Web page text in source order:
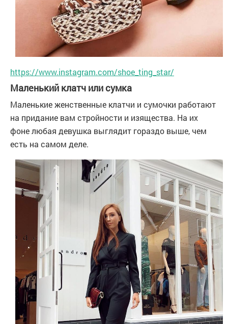
https://www.instagram.com/shoe_ting_star/
Маленький клатч или сумка
Маленькие женственные клатчи и сумочки работают
на придание вам стройности и изящества. На их
фоне любая девушка выглядит гораздо выше, чем
есть на самом деле.